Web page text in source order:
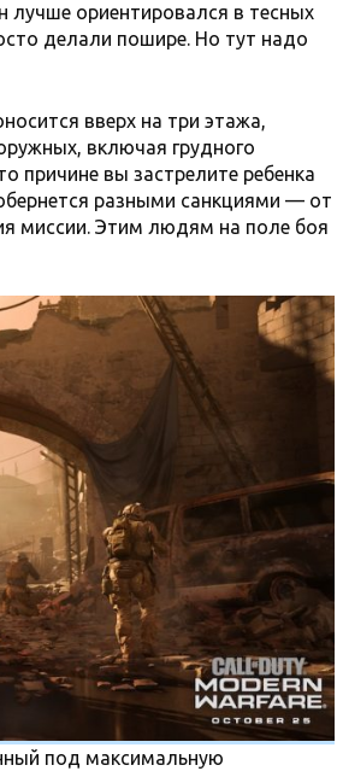
лучше ориентировался в тесных
делали пошире. Но тут надо
вверх на три этажа,
включая грудного
причине вы застрелите ребенка
разными санкциями — от
миссии. Этим людям на поле боя
под максимальную